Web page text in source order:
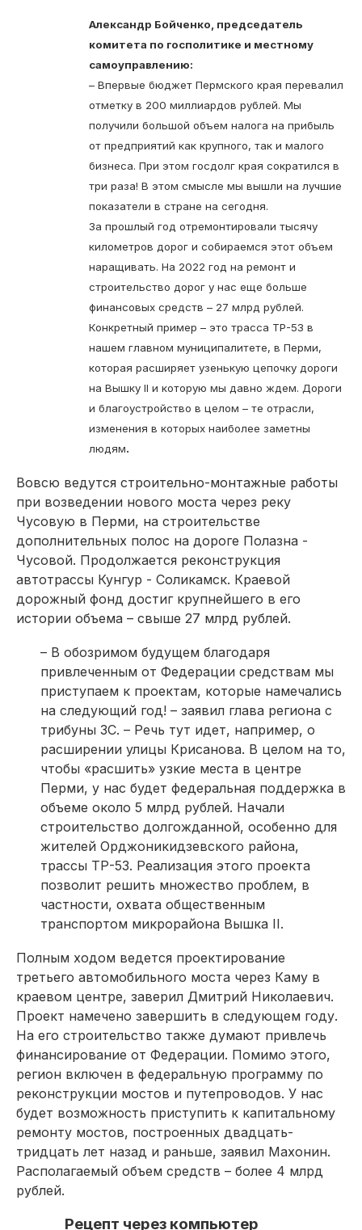
Александр Бойченко, председатель
комитета по госполитике и местному
самоуправлению:
– Впервые бюджет Пермского края перевалил
отметку в 200 миллиардов рублей. Мы
получили большой объем налога на прибыль
от предприятий как крупного, так и малого
бизнеса. При этом госдолг края сократился в
три раза! В этом смысле мы вышли на лучшие
показатели в стране на сегодня.
За прошлый год отремонтировали тысячу
километров дорог и собираемся этот объем
наращивать. На 2022 год на ремонт и
строительство дорог у нас еще больше
финансовых средств – 27 млрд рублей.
Конкретный пример – это трасса ТР-53 в
нашем главном муниципалитете, в Перми,
которая расширяет узенькую цепочку дороги
на Вышку II и которую мы давно ждем. Дороги
и благоустройство в целом – те отрасли,
изменения в которых наиболее заметны
людям.
Вовсю ведутся строительно-монтажные работы
при возведении нового моста через реку
Чусовую в Перми, на строительстве
дополнительных полос на дороге Полазна -
Чусовой. Продолжается реконструкция
автотрассы Кунгур - Соликамск. Краевой
дорожный фонд достиг крупнейшего в его
истории объема – свыше 27 млрд рублей.
– В обозримом будущем благодаря
привлеченным от Федерации средствам мы
приступаем к проектам, которые намечались
на следующий год! – заявил глава региона с
трибуны ЗС. – Речь тут идет, например, о
расширении улицы Крисанова. В целом на то,
чтобы «расшить» узкие места в центре
Перми, у нас будет федеральная поддерж­ка в
объеме около 5 млрд рублей. Начали
строительство долгожданной, особенно для
жителей Орджоникидзевского района,
трассы ТР-53. Реализация этого проекта
позволит решить множество проблем, в
частнос­ти, охвата общественным
транспортом микрорайона Вышка II.
Полным ходом ведется проектирование
третьего автомобильного моста через Каму в
краевом центре, заверил Дмитрий Николаевич.
Проект намечено завершить в следующем году.
На его строительство также думают привлечь
финансирование от Федерации. Помимо этого,
регион включен в федеральную программу по
реконструкции мостов и путепроводов. У нас
будет возможность приступить к капитальному
ремонту мостов, построенных двадцать-
тридцать лет назад и раньше, заявил Махонин.
Располагаемый объем средств – более 4 млрд
рублей.
Рецепт через компьютер